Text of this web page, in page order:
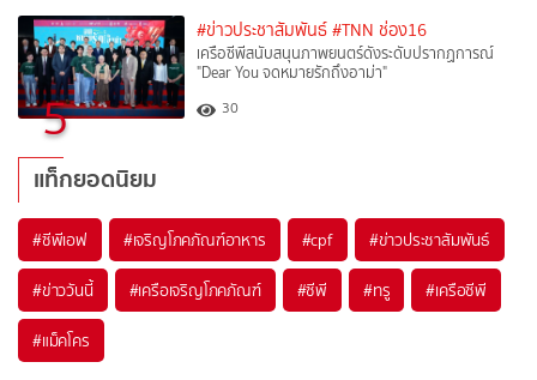
5
#ข่าวประชาสัมพันธ์ #TNN ช่อง16
เครือซีพีสนับสนุนภาพยนตร์ดังระดับปรากฏการณ์
"Dear You จดหมายรักถึงอาม่า"
30
แท็กยอดนิยม
#ซีพีเอฟ #เจริญโภคภัณฑ์อาหาร #cpf #ข่าวประชาสัมพันธ์
#ข่าววันนี้ #เครือเจริญโภคภัณฑ์ #ซีพี #ทรู #เครือซีพี
#แม็คโคร